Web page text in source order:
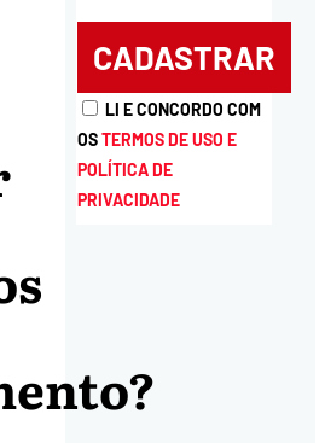
LI E CONCORDO COM
OSTERMOS DE USO E
POLÍTICA DE
PRIVACIDADE